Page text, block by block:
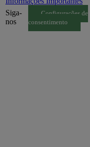
Siga-
nos
Configurações de
consentimento